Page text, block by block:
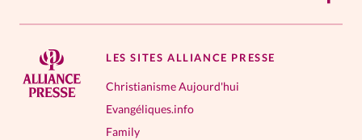
LES SITES ALLIANCE PRESSE
Christianisme Aujourd'hui
Evangéliques.info
Family